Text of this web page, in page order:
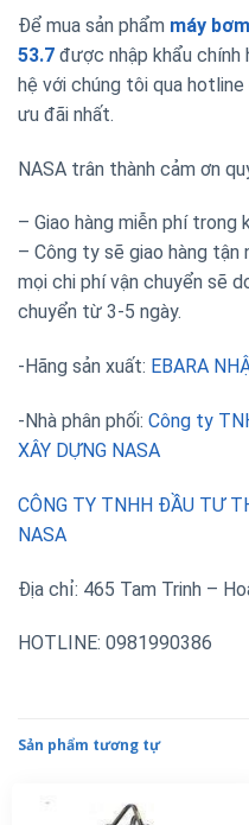
Để mua sản phẩm máy
53.7 được nhập khẩu chính
hệ với chúng tôi qua
ưu đãi nhất.
NASA trân thành cảm ơn
– Giao hàng miễn phí trong
– Công ty sẽ giao hàng tận
mọi chi phí vận chuyển sẽ
chuyển từ 3-5 ngày.
-Hãng sản xuất: EBARA
-Nhà phân phối: Công ty
XÂY DỰNG NASA
CÔNG TY TNHH ĐẦU TƯ
NASA
Địa chỉ: 465 Tam Trinh –
HOTLINE: 0981990386
Sản phẩm tương tự